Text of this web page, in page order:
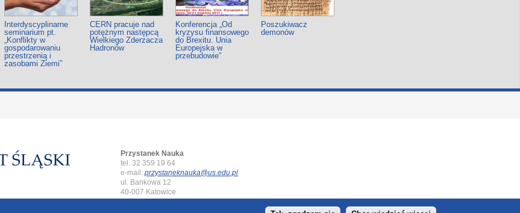
Interdyscyplinarne
seminarium pt.
„Konflikty w
gospodarowaniu
przestrzenią i
zasobami Ziemi”
CERN pracuje nad
potężnym następcą
Wielkiego Zderzacza
Hadronów
Konferencja „Od
kryzysu finansowego
do Brexitu. Unia
Europejska w
przebudowie”
Poszukiwacz
demonów
Przystanek Nauka
tel. 32 359 19 64
e-mail:przystaneknauka@us.edu.pl
ul. Bankowa 12
40-007 Katowice